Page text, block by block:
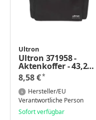
Ultron
Ultron 371958 -
Aktenkoffer - 43,2
cm (17 Zoll) -
Schultergurt - 430 g
8,58 €*
Hersteller/EU
Verantwortliche Person
Sofort verfügbar